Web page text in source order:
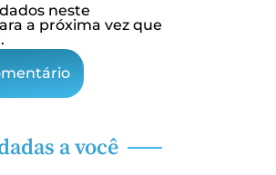
neste
a próxima vez que
a você